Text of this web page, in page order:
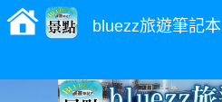
bluezz旅遊筆記本